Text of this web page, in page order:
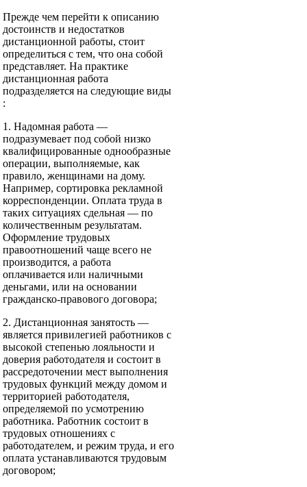
Прежде чем перейти к описанию
достоинств и недостатков
дистанционной работы, стоит
определиться с тем, что она собой
представляет. На практике
дистанционная работа
подразделяется на следующие виды
:
1. Надомная работа —
подразумевает под собой низко
квалифицированные однообразные
операции, выполняемые, как
правило, женщинами на дому.
Например, сортировка рекламной
корреспонденции. Оплата труда в
таких ситуациях сдельная — по
количественным результатам.
Оформление трудовых
правоотношений чаще всего не
производится, а работа
оплачивается или наличными
деньгами, или на основании
гражданско-правового договора;
2. Дистанционная занятость —
является привилегией работников с
высокой степенью лояльности и
доверия работодателя и состоит в
рассредоточении мест выполнения
трудовых функций между домом и
территорией работодателя,
определяемой по усмотрению
работника. Работник состоит в
трудовых отношениях с
работодателем, и режим труда, и его
оплата устанавливаются трудовым
договором;